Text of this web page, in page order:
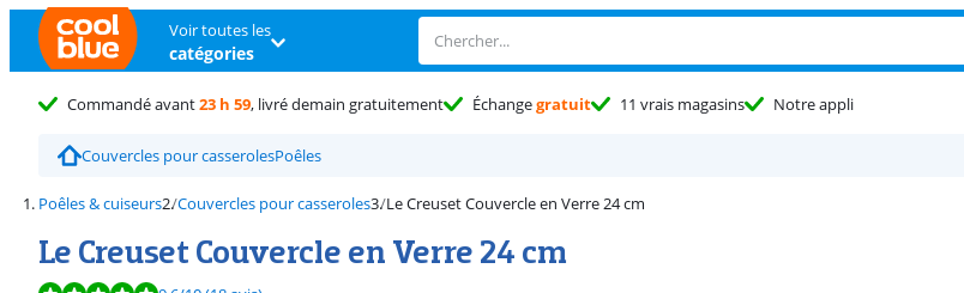
Voir toutes les
catégories
Commandé avant23 h 59, livré demain gratuitement Échangegratuit 11 vrais magasins Notre appli
Couvercles pour casserolesPoêles
Poêles & cuiseurs Couvercles pour casseroles Le Creuset Couvercle en Verre 24 cm
Le Creuset Couvercle en Verre 24 cm